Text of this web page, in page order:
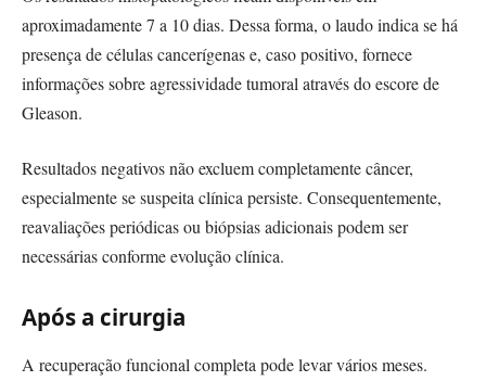
aproximadamente 7 a 10 dias. Dessa forma, o laudo indica se há
presença de células cancerígenas e, caso positivo, fornece
informações sobre agressividade tumoral através do escore de
Gleason.
Resultados negativos não excluem completamente câncer,
especialmente se suspeita clínica persiste. Consequentemente,
reavaliações periódicas ou biópsias adicionais podem ser
necessárias conforme evolução clínica.
Após a cirurgia
A recuperação funcional completa pode levar vários meses.